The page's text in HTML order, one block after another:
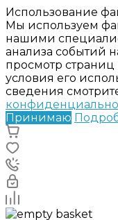
Использование
Мы используем
нашими
анализа событий
просмотр
условия его
сведения
Принимаю